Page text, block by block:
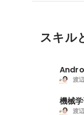
スキル
渡
機械
渡